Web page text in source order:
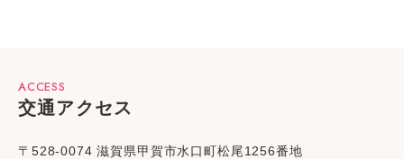
ACCESS
交通アクセス
〒528-0074 滋賀県甲賀市水口町松尾1256番地